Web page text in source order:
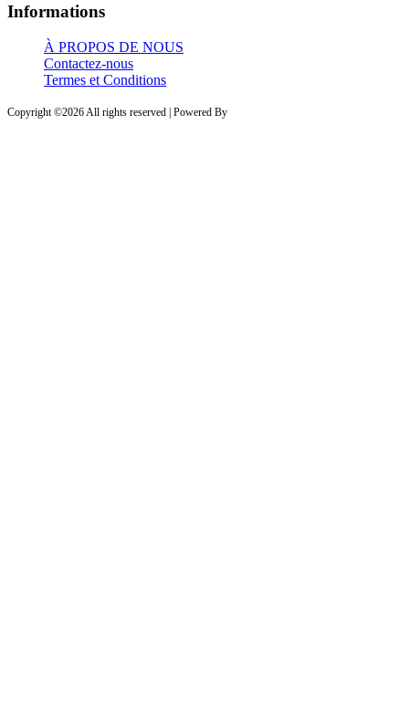
Informations
À PROPOS DE NOUS
Contactez-nous
Termes et Conditions
Copyright ©2026 All rights reserved | Powered By